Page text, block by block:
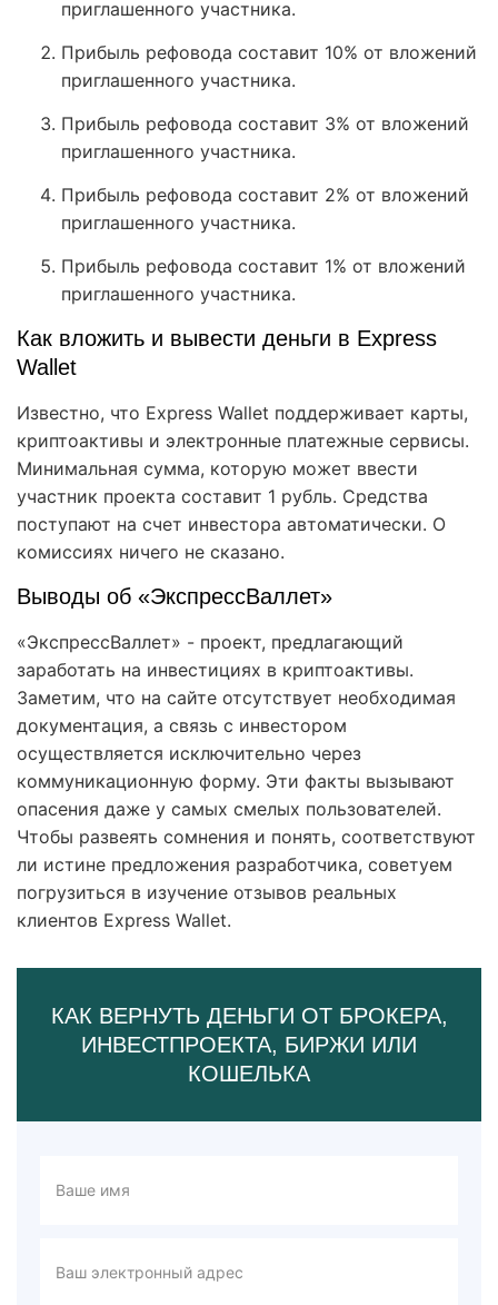
приглашенного участника.
Прибыль рефовода составит 10% от вложений
приглашенного участника.
Прибыль рефовода составит 3% от вложений
приглашенного участника.
Прибыль рефовода составит 2% от вложений
приглашенного участника.
Прибыль рефовода составит 1% от вложений
приглашенного участника.
Как вложить и вывести деньги в Express
Wallet
Известно, что Express Wallet поддерживает карты,
криптоактивы и электронные платежные сервисы.
Минимальная сумма, которую может ввести
участник проекта составит 1 рубль. Средства
поступают на счет инвестора автоматически. О
комиссиях ничего не сказано.
Выводы об «ЭкспрессВаллет»
«ЭкспрессВаллет» - проект, предлагающий
заработать на инвестициях в криптоактивы.
Заметим, что на сайте отсутствует необходимая
документация, а связь с инвестором
осуществляется исключительно через
коммуникационную форму. Эти факты вызывают
опасения даже у самых смелых пользователей.
Чтобы развеять сомнения и понять, соответствуют
ли истине предложения разработчика, советуем
погрузиться в изучение отзывов реальных
клиентов Express Wallet.
КАК ВЕРНУТЬ ДЕНЬГИ ОТ БРОКЕРА,
ИНВЕСТПРОЕКТА, БИРЖИ ИЛИ
КОШЕЛЬКА